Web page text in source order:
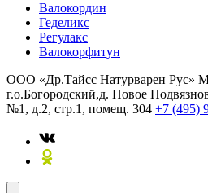
Валокордин
Геделикс
Регулакс
Валокорфитун
ООО «Др.Тайсс Натурварен Рус»
г.о.Богородский,д. Новое
№1, д.2, стр.1, помещ. 304 +7 (495)